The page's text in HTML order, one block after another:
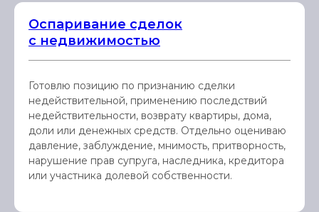
Оспаривание сделок
с недвижимостью
Готовлю позицию по признанию сделки
недействительной, применению последствий
недействительности, возврату квартиры, дома,
доли или денежных средств. Отдельно оцениваю
давление, заблуждение, мнимость, притворность,
нарушение прав супруга, наследника, кредитора
или участника долевой собственности.